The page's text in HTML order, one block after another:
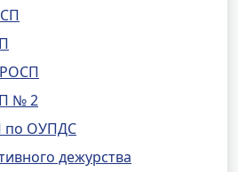
РОСП
№ 2
по ОУПДС
дежурства